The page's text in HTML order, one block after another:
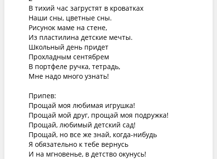
В тихий час загрустят в кроватках
Наши сны, цветные сны.
Рисунок маме на стене,
Из пластилина детские мечты.
Школьный день придет
Прохладным сентябрем
В портфеле ручка, тетрадь,
Мне надо много узнать!
Припев:
Прощай моя любимая игрушка!
Прощай мой друг, прощай моя подружка!
Прощай, любимый детский сад!
Прощай, но все же знай, когда-нибудь
Я обязательно к тебе вернусь
И на мгновенье, в детство окунусь!